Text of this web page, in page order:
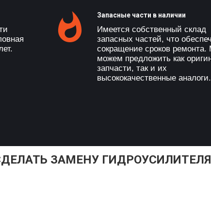
Запасные части в наличии
Имеется собственный склад
запасных частей, что
сокращение сроков
можем предложить как
запчасти, так и их
высококачественные аналоги.
ЗАМЕНУ ГИДРОУСИЛИТЕЛЯ